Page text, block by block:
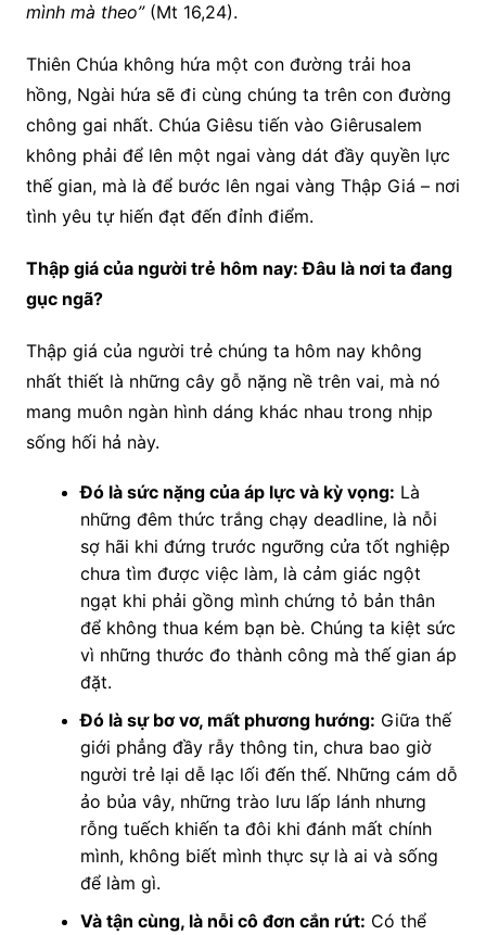
mình mà theo”(Mt 16,24).
Thiên Chúa không hứa một con đường trải hoa
hồng, Ngài hứa sẽ đi cùng chúng ta trên con đường
chông gai nhất. Chúa Giêsu tiến vào Giêrusalem
không phải để lên một ngai vàng dát đầy quyền lực
thế gian, mà là để bước lên ngai vàng Thập Giá – nơi
tình yêu tự hiến đạt đến đỉnh điểm.
Thập giá của người trẻ hôm nay: Đâu là nơi ta đang
gục ngã?
Thập giá của người trẻ chúng ta hôm nay không
nhất thiết là những cây gỗ nặng nề trên vai, mà nó
mang muôn ngàn hình dáng khác nhau trong nhịp
sống hối hả này.
Đó là sức nặng của áp lực và kỳ vọng: Là
những đêm thức trắng chạy deadline, là nỗi
sợ hãi khi đứng trước ngưỡng cửa tốt nghiệp
chưa tìm được việc làm, là cảm giác ngột
ngạt khi phải gồng mình chứng tỏ bản thân
để không thua kém bạn bè. Chúng ta kiệt sức
vì những thước đo thành công mà thế gian áp
đặt.
Đó là sự bơ vơ, mất phương hướng: Giữa thế
giới phẳng đầy rẫy thông tin, chưa bao giờ
người trẻ lại dễ lạc lối đến thế. Những cám dỗ
ảo bủa vây, những trào lưu lấp lánh nhưng
rỗng tuếch khiến ta đôi khi đánh mất chính
mình, không biết mình thực sự là ai và sống
để làm gì.
Và tận cùng, là nỗi cô đơn cắn rứt: Có thể